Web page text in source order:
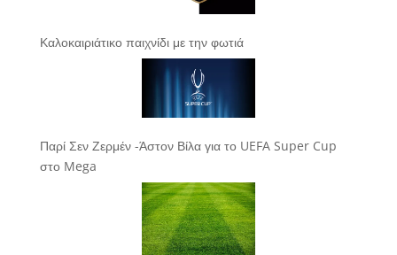
Καλοκαιριάτικο παιχνίδι με την φωτιά
Παρί Σεν Ζερμέν -Άστον Βίλα για το UEFA Super Cup
στο Mega